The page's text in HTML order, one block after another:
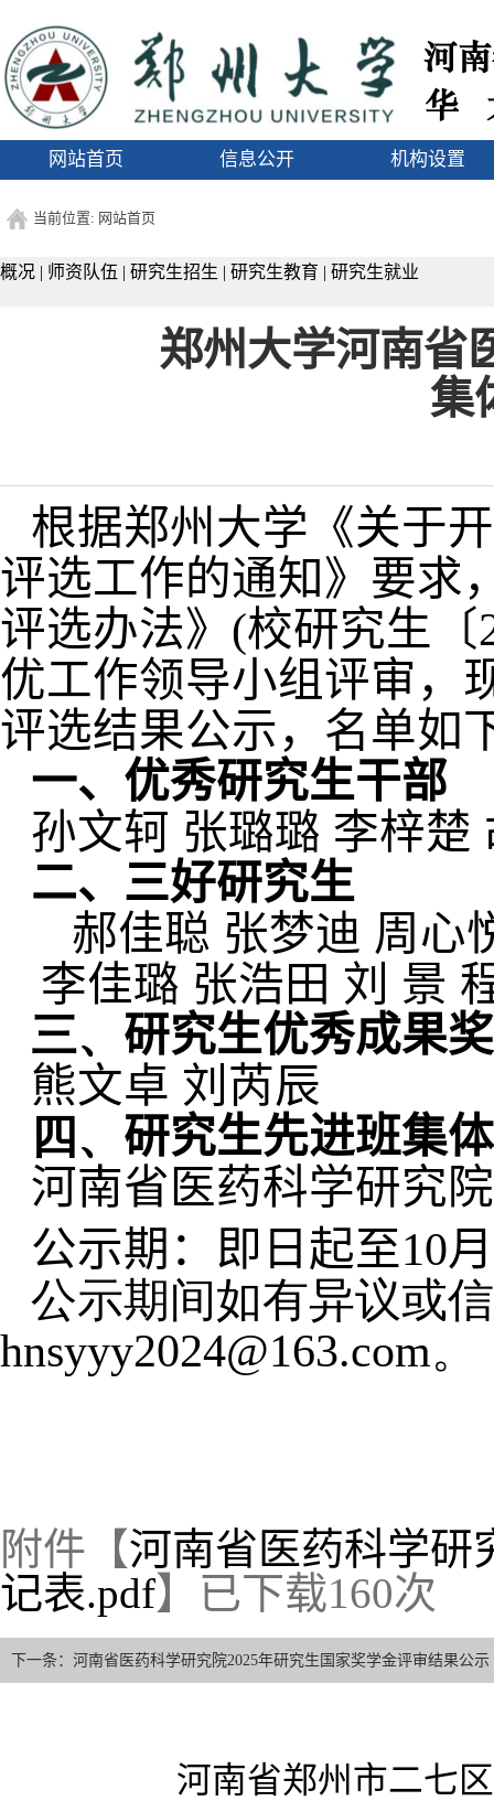
网站首页 信息公开 机构设置
当前位置: 网站首页
概况 | 师资队伍 | 研究生招生 | 研究生教育 | 研究生就业
郑州大学河南省
集
根据郑州大学《关于
评选工作的通知》要求
评选办法》(校研究生
优工作领导小组评审，
评选结果公示，名单如
一、优秀研究生干部
孙文轲 张璐璐 李梓楚
二、三好研究生
郝佳聪 张梦迪 周心
李佳璐 张浩田 刘 景
三、 研究生优秀成果奖
熊文卓 刘芮辰
四、 研究生先进班集体
河南省医药科学研究
公示期：即日起至10
公示期间如有异议或
hnsyyy2024@163.com。
附件【河南省医药科学研
记表.pdf】已下载160次
下一条：河南省医药科学研究院2025年研究生国家奖学金评审结果公示
河南省郑州市二七